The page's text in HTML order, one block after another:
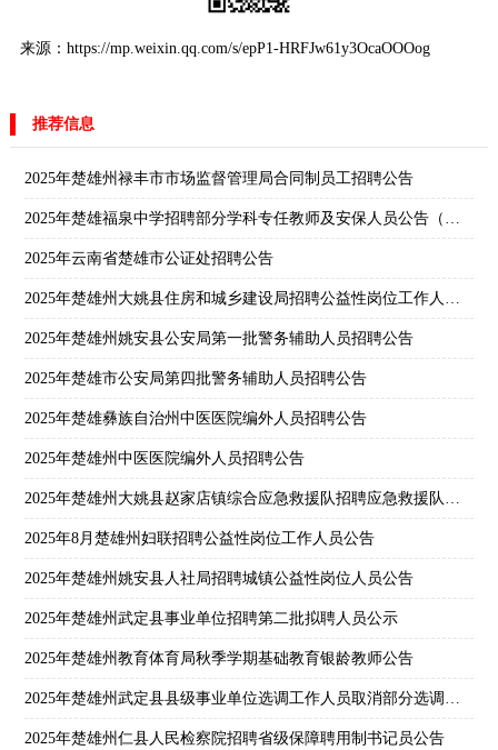
来源：https://mp.weixin.qq.com/s/epP1-HRFJw61y3OcaOOOog
推荐信息
2025年楚雄州禄丰市市场监督管理局合同制员工招聘公告
2025年云南省楚雄市公证处招聘公告
2025年楚雄州姚安县公安局第一批警务辅助人员招聘公告
2025年楚雄市公安局第四批警务辅助人员招聘公告
2025年楚雄彝族自治州中医医院编外人员招聘公告
2025年楚雄州中医医院编外人员招聘公告
2025年8月楚雄州妇联招聘公益性岗位工作人员公告
2025年楚雄州姚安县人社局招聘城镇公益性岗位人员公告
2025年楚雄州武定县事业单位招聘第二批拟聘人员公示
2025年楚雄州教育体育局秋季学期基础教育银龄教师公告
2025年楚雄州仁县人民检察院招聘省级保障聘用制书记员公告